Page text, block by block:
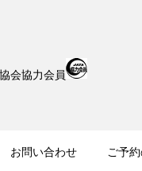
会協力会員
お問い合わせ ご予